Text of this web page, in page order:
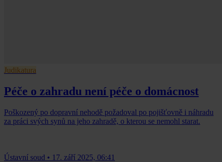
Judikatura
Péče o zahradu není péče o domácnost
Poškozený po dopravní nehodě požadoval po pojišťovně i náhradu
za práci svých synů na jeho zahradě, o kterou se nemohl starat.
Ústavní soud • 17. září 2025, 06:41